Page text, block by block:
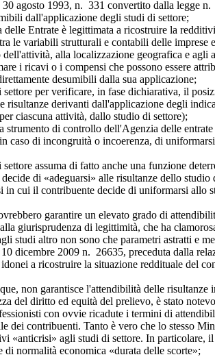
30 agosto 1993, n. 331 convertito dalla legge
dall'applicazione degli studi di settore;
è legittimata a ricostruire la
strutturali e contabili delle imprese e
alla localizzazione geografica e
i ricavi o i compensi che possono essere
desumibili dalla sua applicazione;
per verificare, in fase dichiarativa, il
derivanti dall'applicazione degli
ciascuna attività, dallo studio di settore);
di controllo dell'Agenzia delle entrate
caso di incongruità o incoerenza, di
di fatto anche una funzione
di «adeguarsi» alle risultanze dello
cui il contribuente decide di uniformarsi
garantire un elevato grado di
giurisprudenza di legittimità, che ha
studi altro non sono che parametri astratti e
dicembre 2009 n. 26635, preceduta dalla
a ricostruire la situazione reddituale del
garantisce l'attendibilità delle risultanze
del diritto ed equità del prelievo, è stato
con ovvie ricadute i termini di
dei contribuenti. Tanto è vero che lo stesso
«anticrisi» agli studi di settore. In
economica «durata delle scorte»;